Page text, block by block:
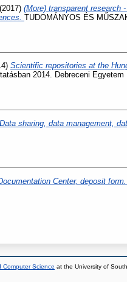
(2017) (More) transparent research
TUDOMÁNYOS ÉS
Scientific repositories at the
2014. Debreceni
Data sharing, data management,
Center, deposit form.
Computer Science at the University of